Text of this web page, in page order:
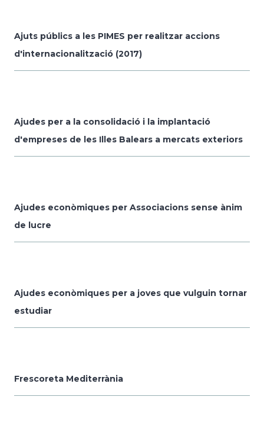
Ajuts públics a les PIMES per realitzar accions
d'internacionalització (2017)
Ajudes per a la consolidació i la implantació
d'empreses de les Illes Balears a mercats exteriors
Ajudes econòmiques per Associacions sense ànim
de lucre
Ajudes econòmiques per a joves que vulguin tornar
estudiar
Frescoreta Mediterrània